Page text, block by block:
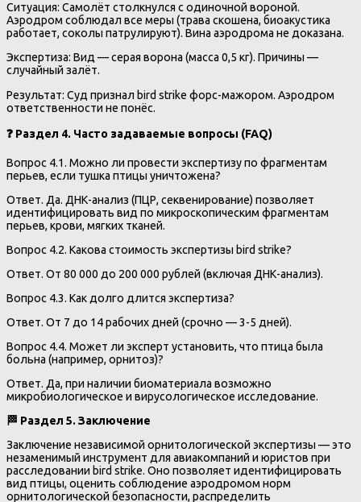
Ситуация: Самолёт столкнулся с одиночной вороной.
Аэродром соблюдал все меры (трава скошена, биоакустика
работает, соколы патрулируют). Вина аэродрома не доказана.
Экспертиза: Вид — серая ворона (масса 0,5 кг). Причины —
случайный залёт.
Результат: Суд признал bird strike форс-мажором. Аэродром
ответственности не понёс.
❓ Раздел 4. Часто задаваемые вопросы (FAQ)
Вопрос 4.1. Можно ли провести экспертизу по фрагментам
перьев, если тушка птицы уничтожена?
Ответ. Да. ДНК-анализ (ПЦР, секвенирование) позволяет
идентифицировать вид по микроскопическим фрагментам
перьев, крови, мягких тканей.
Вопрос 4.2. Какова стоимость экспертизы bird strike?
Ответ. От 80 000 до 200 000 рублей (включая ДНК-анализ).
Вопрос 4.3. Как долго длится экспертиза?
Ответ. От 7 до 14 рабочих дней (срочно — 3-5 дней).
Вопрос 4.4. Может ли эксперт установить, что птица была
больна (например, орнитоз)?
Ответ. Да, при наличии биоматериала возможно
микробиологическое и вирусологическое исследование.
🏁 Раздел 5. Заключение
Заключение независимой орнитологической экспертизы — это
незаменимый инструмент для авиакомпаний и юристов при
расследовании bird strike. Оно позволяет идентифицировать
вид птицы, оценить соблюдение аэродромом норм
орнитологической безопасности, распределить